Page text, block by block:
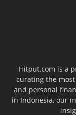
Hitput.com is a
curating the
and personal
in Indonesia, our